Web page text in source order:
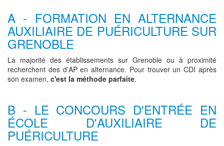
A - FORMATION EN ALTERNANCE
AUXILIAIRE DE PUÉRICULTURE SUR
GRENOBLE
La majorité des établissements sur Grenoble ou à proximité
recherchent des d'AP en alternance. Pour trouver un CDI après
son examen, c'est la méthode parfaite.
B - LE CONCOURS D'ENTRÉE EN
ÉCOLE D'AUXILIAIRE DE
PUÉRICULTURE